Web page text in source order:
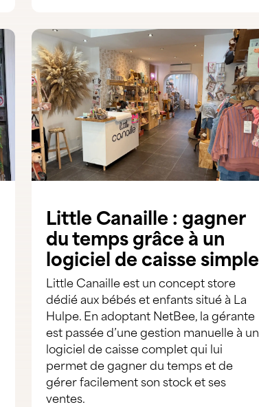
Little Canaille : gagner
du temps grâce à un
logiciel de caisse simple
Little Canaille est un concept store
dédié aux bébés et enfants situé à La
Hulpe. En adoptant NetBee, la gérante
est passée d’une gestion manuelle à un
logiciel de caisse complet qui lui
permet de gagner du temps et de
gérer facilement son stock et ses
ventes.